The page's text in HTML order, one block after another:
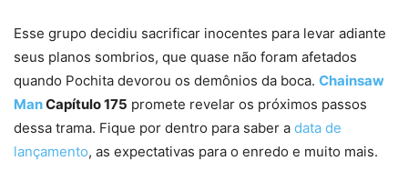
Esse grupo decidiu sacrificar inocentes para levar adiante
seus planos sombrios, que quase não foram afetados
quando Pochita devorou os demônios da boca. Chainsaw
ManCapítulo 175 promete revelar os próximos passos
dessa trama. Fique por dentro para saber a data de
lançamento, as expectativas para o enredo e muito mais.